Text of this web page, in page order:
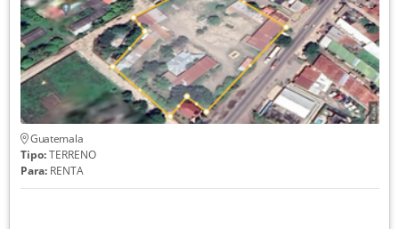
Guatemala
Tipo:TERRENO
Para:RENTA